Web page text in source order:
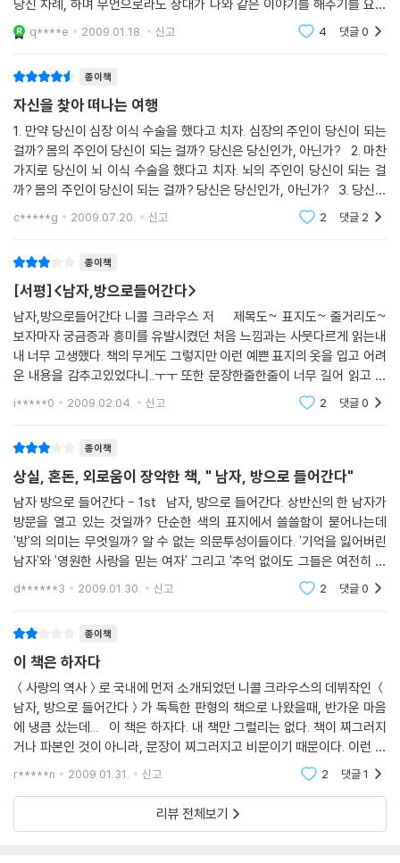
또 다른 사람과 함께 있는 존재가 된 것처럼 느끼죠. … 다시는 외롭지 않을
거라고 생각하지요. 하지만 그건 오래가지 못하고 이내 당신은 오로지 그
인하게 실망하는 것으로 끝나고 맙니다. 그 환상, 그러니까 그 모든 세월 동
안 당신이 지녀 왔던 희망이 산산이 흩어졌으니까요.”(194쪽) “다른 사람
들의 고통은 추상적일 뿐입니다. 자신의 경험을 끌어와야지만 어떤 것에
동감할 수 있는 법이에요. 그러나 있는 그대로는, 진정한 공감이란 불가능
으로 남소. 사람들은 겉보기에 각개의 존재라는 압력에 계속해서 고통 받
을 겁니다.”(197쪽)
마치 우주의 미아가 된 것 같은 샘슨은 레이의 신념에 열정을 느꼈다. 결국
그 실험이란, 바로 사람의 기억을 타인에게 옮기는 실험이었다. 애나의 고
통에 ‘공감’하지 못해 죄책감을 느끼는 샘슨은 다른 사람의 기억을 끌어온
다는 것이 매력적으로 들렸다. 레이 박사는 “우리 자신의 것이 아닌 지
혜”에 속하는 어떤 기억을 찾고자 했다. “진화로부터 물려받은 기억, 다시
말해 사람들이 세상에 들어설 때부터 그들에게 합일의 느낌을 부여하는 직
감 같은 것”(160쪽)이었다. 그 인류 공동의 유산을 기억의 공유를 통해 회
복하는 일은 먼 인류 평화를 향해 나아가는 위대한 진보에 작게나마 동참
기억에 텅 빈 자리를 갖고 있는 샘슨은 다른 사람의 기억을 전이받기에 좋
은 실험 대상이었다. 샘슨은 도널드라고 하는 노인이 젊은 시절 목격했던
생생한 기억을 전이받았다. 샘슨은 자신이 역사의 작은 일부가 된 것 같았
다. 하지만 그가 은밀히 전이받은 기억은 다름 아닌 핵실험이었다. 군인들
의 머리가 눈에 피가 찬 채 사막 바닥에 내동댕이쳐지는 광경이었다. 도널
드는 기억을 공유하는 것으로 자신과 샘슨 사이에 어떤 친밀감이 생겼다고
믿었지만 샘슨은 그 끔찍한 기억을 지우고만 싶었고 자신의 어리석음에 좌
전으로 현대인이 잃어버린 것은 무엇일까를 생각하게 만든다.
★ 사랑, 그것은 인간의 구원이자 희망이다
기억상실로, 머리카락을 잘린 삼손처럼, 샘슨의 인생도 송두리째 무너졌
다. “기억을 잃는 것은 원래 존재가 그 지위를 박탈당하는 것이 되겠군
요.”(73쪽) 책벌레이며 지적이고 과학의 진보를 신뢰했던 샘슨은 이제 그
가 그토록 견고하게 지켜 온 공허가 기억의 부재가 아니라 사실 기억 자체
가 아닐까 생각해 본다. 샘슨은 자신이 왜 애나를 떠났을까를 고민하면서
“이해받는 것보다 사랑받는 것”에 대해 생각하기 시작한다.
당신 차례, 하며 무언으로라도 상대가 나와 같은 이야기를 해주기를 요구
했다. 그때는 그것이 서로의 거리를 최대한 좁히고 궁극적으로는 일체화
될 수 있는 유일한 방
q****e 2009.01.18. 신고 4 댓글0
종이책
자신을 찾아 떠나는 여행
1. 만약 당신이 심장 이식 수술을 했다고 치자. 심장의 주인이 당신이 되는
걸까? 몸의 주인이 당신이 되는 걸까? 당신은 당신인가, 아닌가? 2. 마찬
가지로 당신이 뇌 이식 수술을 했다고 치자. 뇌의 주인이 당신이 되는 걸
까? 몸의 주인이 당신이 되는 걸까? 당신은 당신인가, 아닌가? 3. 당신이
뇌종양인 걸 알게 됐다. 종양을 떼어내면 살기는 하지만 12살 이후의 모든
c*****g 2009.07.20. 신고 2 댓글 2
종이책
[서평]<남자,방으로들어간다>
남자,방으로들어간다 니콜 크라우스 저 제목도~ 표지도~ 줄거리도~
보자마자 궁금증과 흥미를 유발시켰던 처음 느낌과는 사뭇다르게 읽는내
내 너무 고생했다. 책의 무게도 그렇지만 이런 예쁜 표지의 옷을 입고 어려
운 내용을 감추고있었다니..ㅜㅜ 또한 문장한줄한줄이 너무 길어 읽고 또
읽어보아야 했던것도 나에겐 약간 힘든점이 아니었을까 싶다. 하지만 한번
i*****0 2009.02.04. 신고 2 댓글0
종이책
상실, 혼돈, 외로움이 장악한 책, " 남자, 방으로 들어간다"
남자 방으로 들어간다 - 1st 남자, 방으로 들어간다. 상반신의 한 남자가
방문을 열고 있는 것일까? 단순한 색의 표지에서 쓸쓸함이 묻어나는데
'방'의 의미는 무엇일까? 알 수 없는 의문투성이들이다. '기억을 잃어버린
남자'와 '영원한 사랑을 믿는 여자' 그리고 '추억 없이도 그들은 여전히 사
랑할 수 있을까?'라는 의문에 책을 들었다. 그리고 이 뒷표지의 글을 보고
d******3 2009.01.30. 신고 2 댓글0
종이책
이 책은 하자다
＜사랑의 역사＞로 국내에 먼저 소개되었던 니콜 크라우스의 데뷔작인 ＜
남자, 방으로 들어간다＞가 독특한 판형의 책으로 나왔을때, 반가운 마음
에 냉큼 샀는데... 이 책은 하자다. 내 책만 그럴리는 없다. 책이 찌그러지
거나 파본인 것이 아니라, 문장이 찌그러지고 비문이기 때문이다. 이런 책
을 팔다니 양심도 없다. 교정자건 편집자건 졸았거나 돌지 않았나 싶을 정
r*****n 2009.01.31. 신고 2 댓글1
리뷰 전체보기